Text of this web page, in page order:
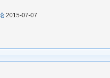
2015-07-07